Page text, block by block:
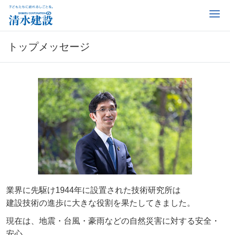
トップメッセージ
業界に先駆け1944年に設置された技術研究所は
建設技術の進歩に大きな役割を果たしてきました。
現在は、地震・台風・豪雨などの自然災害に対する安全・